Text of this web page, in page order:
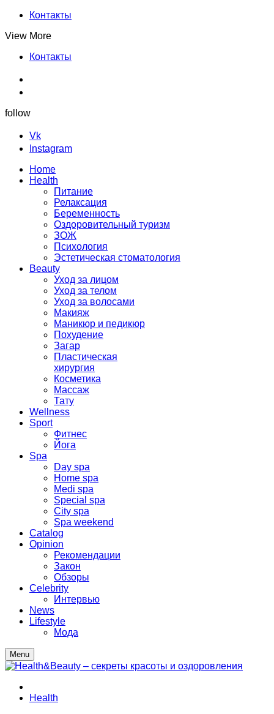
Контакты
View More
Контакты
follow
Vk
Instagram
Home
Health
Питание
Релаксация
Беременность
Оздоровительный туризм
ЗОЖ
Психология
Эстетическая стоматология
Beauty
Уход за лицом
Уход за телом
Уход за волосами
Макияж
Маникюр и педикюр
Похудение
Загар
Пластическая
хирургия
Косметика
Массаж
Тату
Wellness
Sport
Фитнес
Йога
Spa
Day spa
Home spa
Medi spa
Special spa
City spa
Spa weekend
Catalog
Opinion
Рекомендации
Закон
Обзоры
Celebrity
Интервью
News
Lifestyle
Мода
Menu
Health